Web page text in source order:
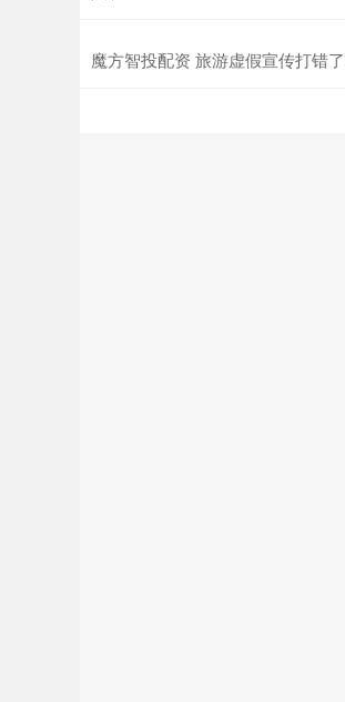
魔方智投配资 旅游虚假宣传打错